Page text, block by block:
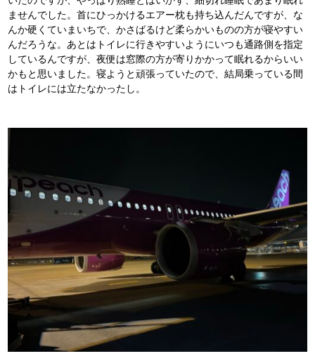
ませんでした。首にひっかけるエアー枕も持ち込んだんですが、な
んか硬くていまいちで、かさばるけど柔らかいものの方が寝やすい
んだろうな。あとはトイレに行きやすいようにいつも通路側を指定
しているんですが、夜便は窓際の方が寄りかかって眠れるからいい
かもと思いました。寝ようと頑張っていたので、結局乗っている間
はトイレには立たなかったし。